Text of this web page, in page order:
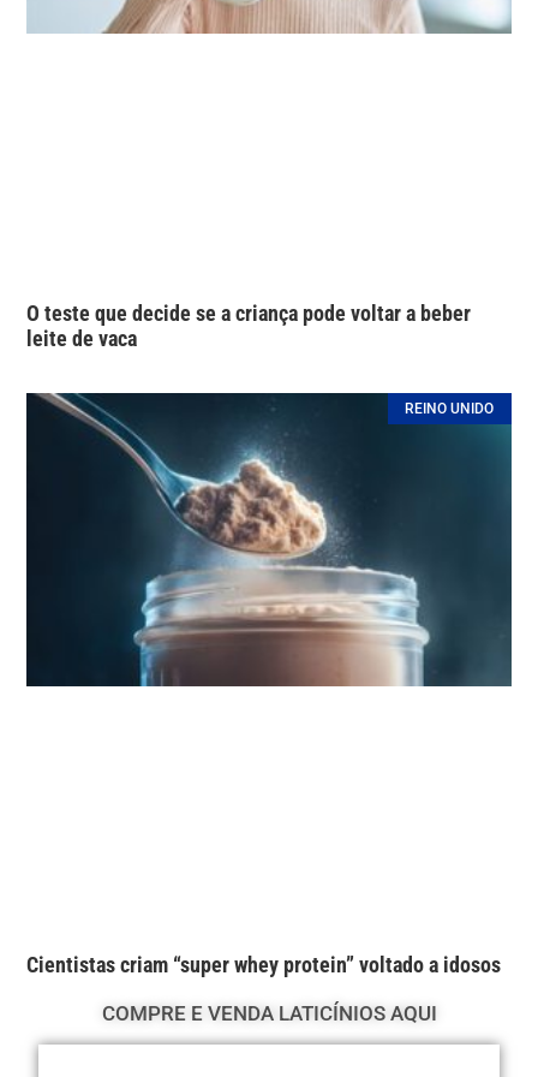
O teste que decide se a criança pode voltar a beber
leite de vaca
REINO UNIDO
Cientistas criam “super whey protein” voltado a idosos
COMPRE E VENDA LATICÍNIOS AQUI